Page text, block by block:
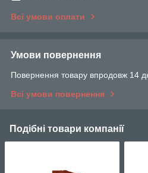
Всі умови оплати
Умови повернення
Повернення товару впродовж 14
Всі умови повернення
Подібні товари компанії